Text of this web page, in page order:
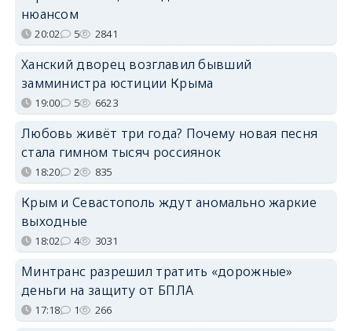
нюансом
20:02 5 2841
Ханский дворец возглавил бывший
замминистра юстиции Крыма
19:00 5 6623
Любовь живёт три года? Почему новая песня
стала гимном тысяч россиянок
18:20 2 835
Крым и Севастополь ждут аномально жаркие
выходные
18:02 4 3031
Минтранс разрешил тратить «дорожные»
деньги на защиту от БПЛА
17:18 1 266